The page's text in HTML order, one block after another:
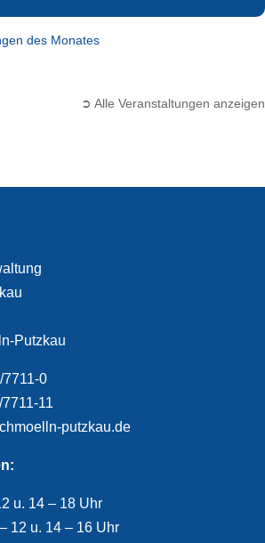
des Monates
➲ Alle Veranstaltungen anzeigen
Putzkau
7711-0
11
putzkau.de
u. 14 – 18 Uhr
12 u. 14 – 16 Uhr